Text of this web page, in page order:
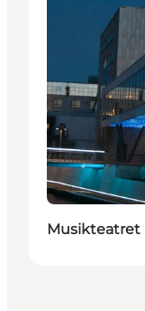
Musikteatret